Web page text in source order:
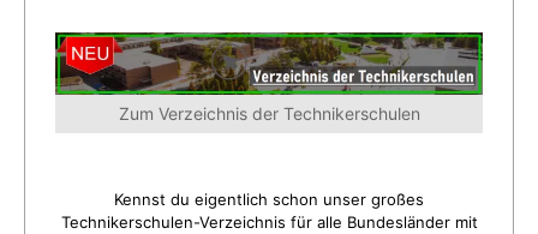
Zum Verzeichnis der Technikerschulen
Kennst du eigentlich schon unser großes
Technikerschulen-Verzeichnis für alle Bundesländer mit